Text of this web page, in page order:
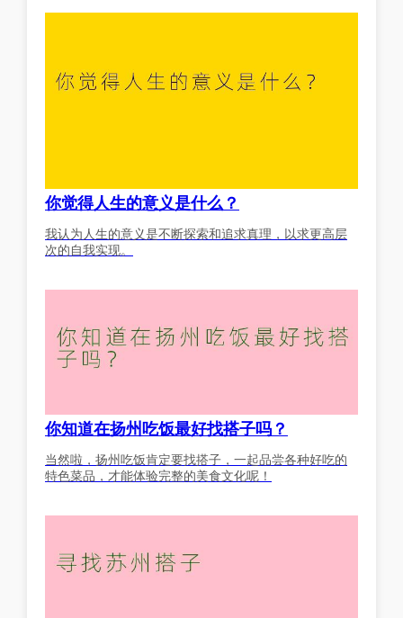
你觉得人生的意义是什么？
我认为人生的意义是不断探索和追求真理，以求更高层
次的自我实现。
你知道在扬州吃饭最好找搭子吗？
当然啦，扬州吃饭肯定要找搭子，一起品尝各种好吃的
特色菜品，才能体验完整的美食文化呢！